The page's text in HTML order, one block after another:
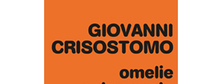
AGGIUNGI AL CARRELLO